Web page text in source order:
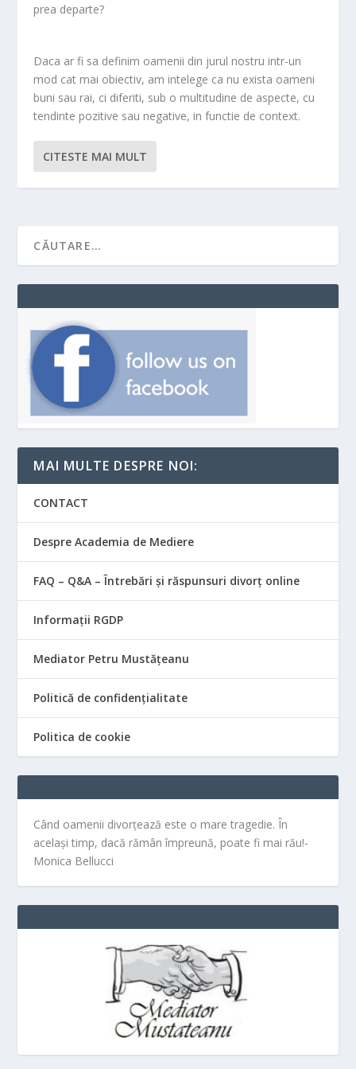
prea departe?
Daca ar fi sa definim oamenii din jurul nostru intr-un
mod cat mai obiectiv, am intelege ca nu exista oameni
buni sau rai, ci diferiti, sub o multitudine de aspecte, cu
tendinte pozitive sau negative, in functie de context.
CITESTE MAI MULT
MAI MULTE DESPRE NOI:
CONTACT
Despre Academia de Mediere
FAQ – Q&A – Întrebări și răspunsuri divorț online
Informații RGDP
Mediator Petru Mustățeanu
Politică de confidențialitate
Politica de cookie
Când oamenii divorțează este o mare tragedie. În
același timp, dacă rămân împreună, poate fi mai rău!-
Monica Bellucci